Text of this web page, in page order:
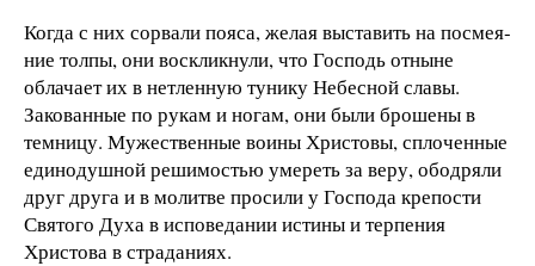
Когда с них сорвали пояса, желая выставить на посмея­
ние толпы, они воскликнули, что Господь отныне
облачает их в нетленную тунику Небесной славы.
Закованные по рукам и ногам, они были брошены в
темницу. Мужественные воины Христовы, сплоченные
единодушной решимостью умереть за веру, ободряли
друг друга и в молитве просили у Господа крепости
Святого Духа в исповедании истины и терпения
Христова в страданиях.